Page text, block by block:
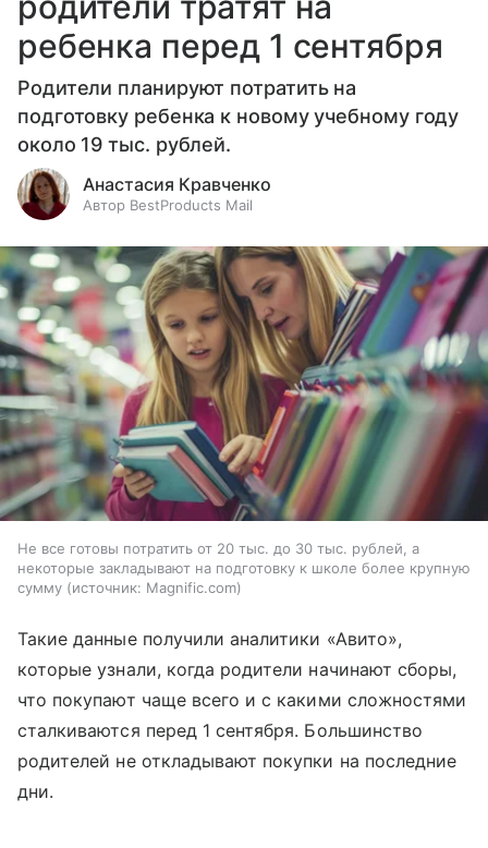
ребенка перед 1 сентября
Родители планируют потратить на
подготовку ребенка к новому учебному году
около 19 тыс. рублей.
Анастасия Кравченко
Автор BestProducts Mail
Не все готовы потратить от 20 тыс. до 30 тыс. рублей, а
некоторые закладывают на подготовку к школе более крупную
сумму
источник: Magnific.com
Такие данные получили аналитики «Авито»,
которые узнали, когда родители начинают сборы,
что покупают чаще всего и с какими сложностями
сталкиваются перед 1 сентября. Большинство
родителей не откладывают покупки на последние
дни.